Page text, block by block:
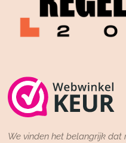
We vinden het belangrijk dat